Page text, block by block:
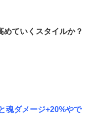
ていくスタイルか？
魂ダメージ+20%やで